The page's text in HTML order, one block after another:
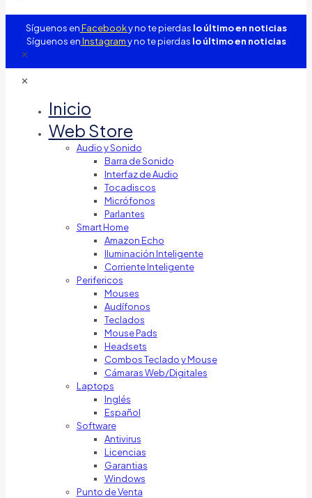
Síguenos enFacebooky no te pierdas lo último en noticias
Síguenos enInstagramy no te pierdas lo último en noticias
✕
✕
Inicio
Web Store
Audio y Sonido
Barra de Sonido
Interfaz de Audio
Tocadiscos
Micrófonos
Parlantes
Smart Home
Amazon Echo
Iluminación Inteligente
Corriente Inteligente
Perifericos
Mouses
Audífonos
Teclados
Mouse Pads
Headsets
Combos Teclado y Mouse
Cámaras Web/Digitales
Laptops
Inglés
Español
Software
Antivirus
Licencias
Garantias
Windows
Punto de Venta